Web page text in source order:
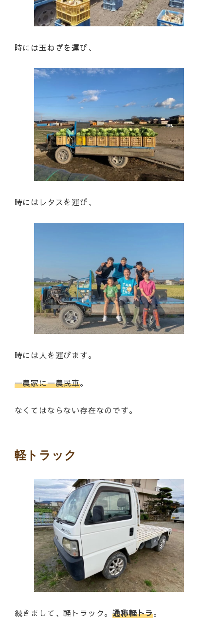
時には玉ねぎを運び、
時にはレタスを運び、
時には人を運びます。
一農家に一農民車。
なくてはならない存在なのです。
軽トラック
続きまして、軽トラック。通称軽トラ。